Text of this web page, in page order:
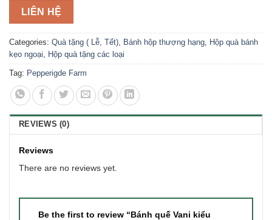
LIÊN HỆ
Categories: Quà tặng ( Lễ, Tết), Bánh hộp thượng hạng, Hộp quà bánh
kẹo ngoại, Hộp quà tặng các loại
Tag: Pepperigde Farm
REVIEWS (0)
Reviews
There are no reviews yet.
Be the first to review “Bánh quế Vani kiểu